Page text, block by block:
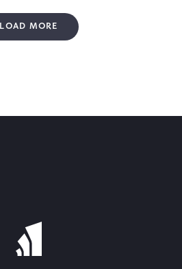
LOAD MORE